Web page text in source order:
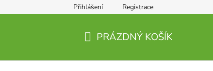
Přihlášení Registrace
PRÁZDNÝ KOŠÍK